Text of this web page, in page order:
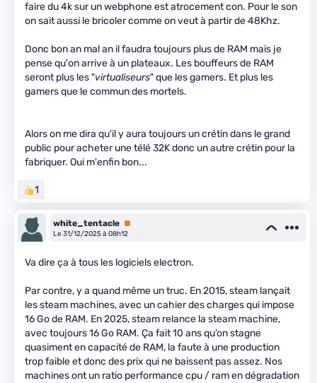
faire du 4k sur un webphone est atrocement con. Pour le son
on sait aussi le bricoler comme on veut à partir de 48Khz.
Donc bon an mal an il faudra toujours plus de RAM mais je
pense qu'on arrive à un plateaux. Les bouffeurs de RAM
seront plus les "virtualiseurs" que les gamers. Et plus les
gamers que le commun des mortels.
Alors on me dira qu'il y aura toujours un crétin dans le grand
public pour acheter une télé 32K donc un autre crétin pour la
fabriquer. Oui m'enfin bon...
1
white_tentacle Premium
Le 31/12/2025 à 08h12
Va dire ça à tous les logiciels electron.
Par contre, y a quand même un truc. En 2015, steam lançait
les steam machines, avec un cahier des charges qui impose
16 Go de RAM. En 2025, steam relance la steam machine,
avec toujours 16 Go RAM. Ça fait 10 ans qu’on stagne
quasiment en capacité de RAM, la faute à une production
trop faible et donc des prix qui ne baissent pas assez. Nos
machines ont un ratio performance cpu / ram en dégradation